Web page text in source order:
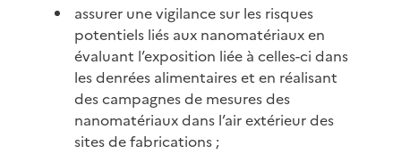
assurer une vigilance sur les risques
potentiels liés aux nanomatériaux en
évaluant l’exposition liée à celles-ci dans
les denrées alimentaires et en réalisant
des campagnes de mesures des
nanomatériaux dans l’air extérieur des
sites de fabrications ;